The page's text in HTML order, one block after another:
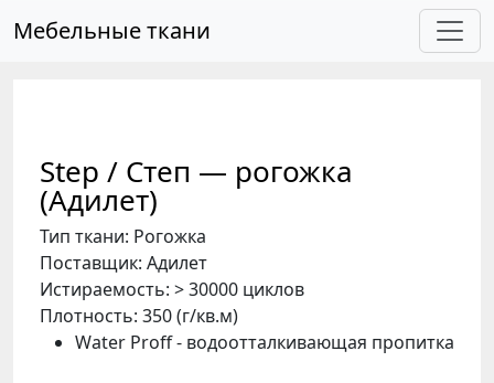
Мебельные ткани
Step / Степ — рогожка
(Адилет)
Тип ткани: Рогожка
Поставщик: Адилет
Истираемость: > 30000 циклов
Плотность: 350 (г/кв.м)
Water Proff - водоотталкивающая пропитка